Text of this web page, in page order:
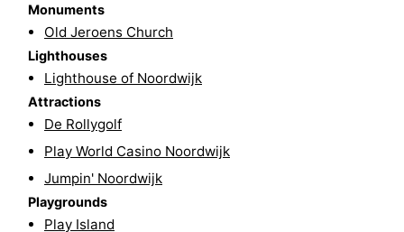
aan
Zee
Nature
Zuid-
Kennermerland
Amsterdam
Haarlem
Holland
Leiden
Bollenstreek
Monuments
Old Jeroens Church
Lighthouses
Lighthouse of Noordwijk
Attractions
De Rollygolf
Play World Casino Noordwijk
Jumpin' Noordwijk
Playgrounds
Play Island